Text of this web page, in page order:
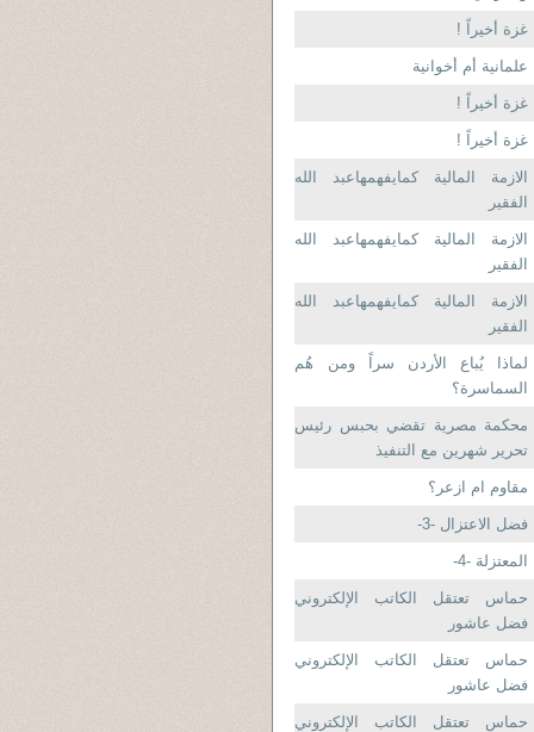
غزة أخيراً !
علمانية أم أخوانية
غزة أخيراً !
غزة أخيراً !
الازمة المالية كمايفهمهاعبد الله
الفقير
الازمة المالية كمايفهمهاعبد الله
الفقير
الازمة المالية كمايفهمهاعبد الله
الفقير
لماذا يُباع الأردن سراً ومن هُم
السماسرة؟
محكمة مصرية تقضي بحبس رئيس
تحرير شهرين مع التنفيذ
مقاوم ام ازعر؟
فضل الاعتزال -3-
المعتزلة -4-
حماس تعتقل الكاتب الإلكتروني
فضل عاشور
حماس تعتقل الكاتب الإلكتروني
فضل عاشور
حماس تعتقل الكاتب الإلكتروني